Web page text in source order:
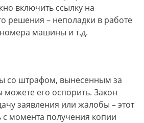
включить ссылку на
решения – неполадки в работе
машины и т.д.
со штрафом, вынесенным за
его оспорить. Закон
заявления или жалобы – этот
с момента получения копии